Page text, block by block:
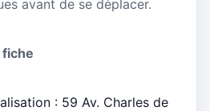
avant de se déplacer.
: 59 Av. Charles de